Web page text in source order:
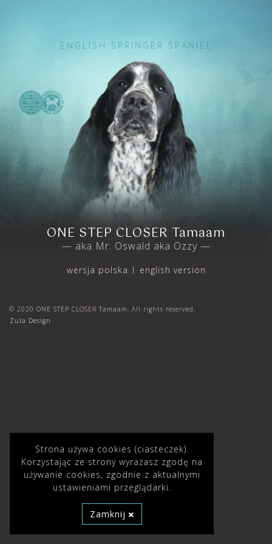
ENGLISH SPRINGER SPANIEL
ONE STEP CLOSER Tamaam
— aka Mr. Oswald aka Ozzy —
wersja polska english version
© 2020 ONE STEP CLOSER Tamaam. All rights reserved.
Zula Design
Strona używa cookies (ciasteczek).
Korzystając ze strony wyrażasz zgodę na
używanie cookies, zgodnie z aktualnymi
ustawieniami przeglądarki.
Zamknij